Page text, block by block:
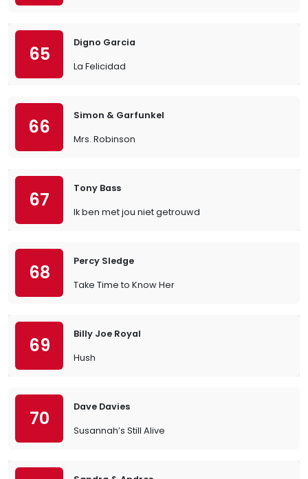
65
Digno Garcia
La Felicidad
66
Simon & Garfunkel
Mrs. Robinson
67
Tony Bass
Ik ben met jou niet getrouwd
68
Percy Sledge
Take Time to Know Her
69
Billy Joe Royal
Hush
70
Dave Davies
Susannah’s Still Alive